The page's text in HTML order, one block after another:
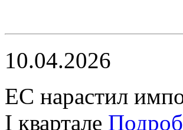
10.04.2026
ЕС нарастил
I квартале